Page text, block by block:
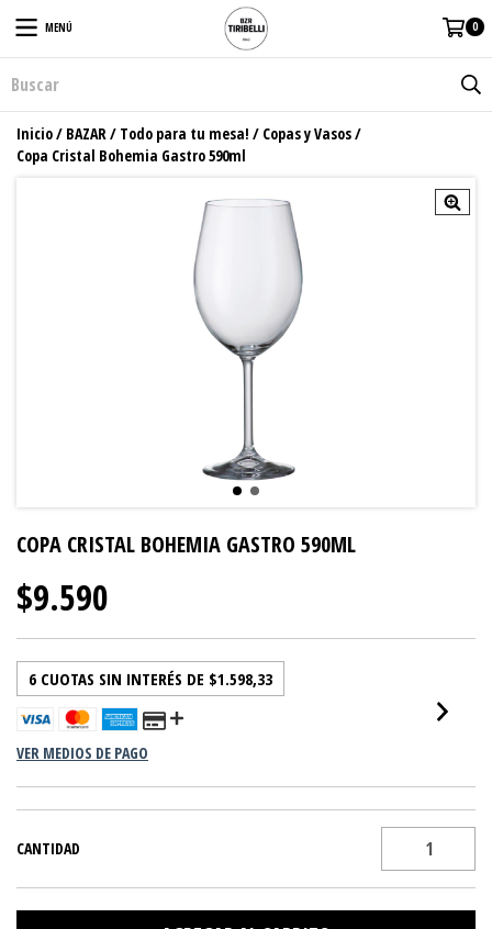
MENÚ 0
Inicio/ BAZAR/ Todo para tu mesa! / Copas y Vasos/
Copa Cristal Bohemia Gastro 590ml
COPA CRISTAL BOHEMIA GASTRO 590ML
$9.590
6 CUOTAS SIN INTERÉS DE $1.598,33
VER MEDIOS DE PAGO
CANTIDAD